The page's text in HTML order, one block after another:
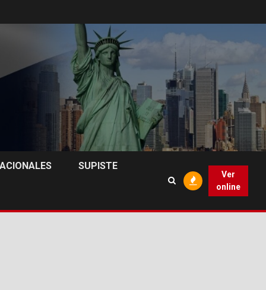
SUPISTE
Ver
online